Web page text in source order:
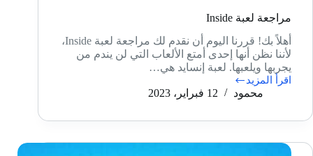
مراجعة لعبة Inside
أهلاً بك! قررنا اليوم أن نقدم لك مراجعة لعبة Inside،
لأننا نظن أنها إحدى أمتع الألعاب التي لن يندم من
يجربها ويلعبها. لعبة إنسايد هي…
اقرأ المزيد
مراجعة
محمود 12 فبراير، 2023